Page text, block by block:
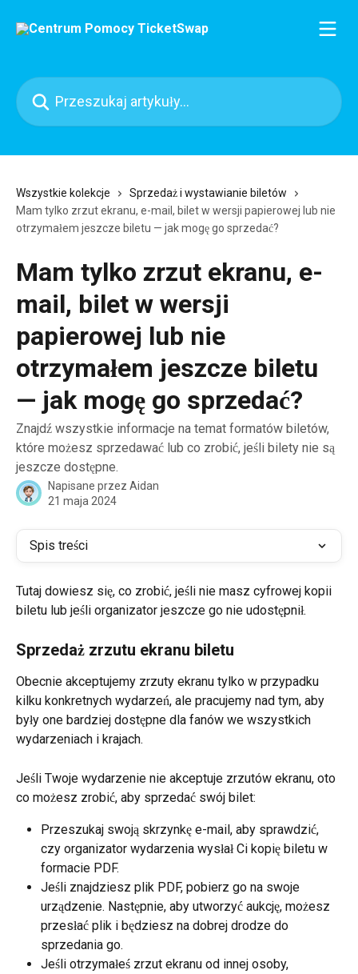
Przeszukaj artykuły...
Wszystkie kolekcje
Sprzedaż i wystawianie biletów
Mam tylko zrzut ekranu, e-mail, bilet w wersji papierowej lub nie
otrzymałem jeszcze biletu — jak mogę go sprzedać?
Mam tylko zrzut ekranu, e-
mail, bilet w wersji
papierowej lub nie
otrzymałem jeszcze biletu
— jak mogę go sprzedać?
Znajdź wszystkie informacje na temat formatów biletów,
które możesz sprzedawać lub co zrobić, jeśli bilety nie są
jeszcze dostępne.
Napisane przez Aidan
21 maja 2024
Spis treści
Tutaj dowiesz się, co zrobić, jeśli nie masz cyfrowej kopii
biletu lub jeśli organizator jeszcze go nie udostępnił.
Sprzedaż zrzutu ekranu biletu
Obecnie akceptujemy zrzuty ekranu tylko w przypadku
kilku konkretnych wydarzeń, ale pracujemy nad tym, aby
były one bardziej dostępne dla fanów we wszystkich
wydarzeniach i krajach.
Jeśli Twoje wydarzenie nie akceptuje zrzutów ekranu, oto
co możesz zrobić, aby sprzedać swój bilet:
Przeszukaj swoją skrzynkę e-mail, aby sprawdzić,
czy organizator wydarzenia wysłał Ci kopię biletu w
formacie PDF.
Jeśli znajdziesz plik PDF, pobierz go na swoje
urządzenie. Następnie, aby utworzyć aukcję, możesz
przesłać plik i będziesz na dobrej drodze do
sprzedania go.
Jeśli otrzymałeś zrzut ekranu od innej osoby,